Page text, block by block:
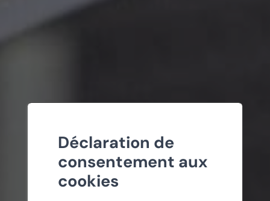
Déclaration de
consentement aux
cookies